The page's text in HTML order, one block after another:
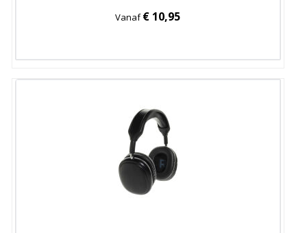
Vanaf€ 10,95